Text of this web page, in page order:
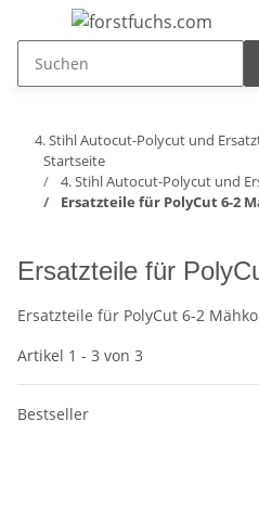
4. Stihl Autocut-Polycut und
Startseite
4. Stihl Autocut-Polycut und
Ersatzteile für PolyCut 6-2
Ersatzteile für
Ersatzteile für PolyCut 6-2
Artikel 1 - 3 von 3
Bestseller